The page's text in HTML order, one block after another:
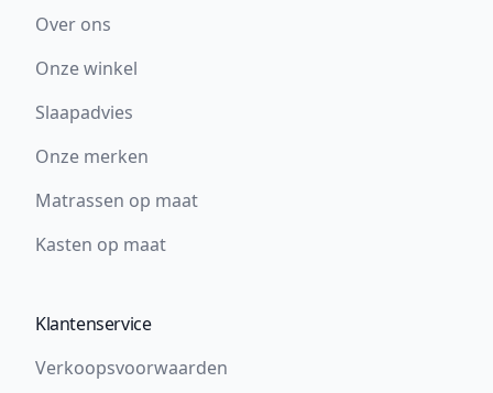
Over ons
Onze winkel
Slaapadvies
Onze merken
Matrassen op maat
Kasten op maat
Klantenservice
Verkoopsvoorwaarden